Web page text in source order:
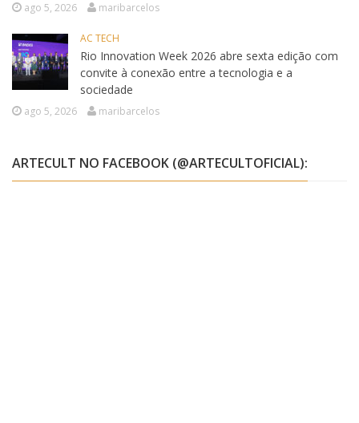
ago 5, 2026 maribarcelos
AC TECH
Rio Innovation Week 2026 abre sexta edição com
convite à conexão entre a tecnologia e a
sociedade
ago 5, 2026 maribarcelos
ARTECULT NO FACEBOOK (@ARTECULTOFICIAL):